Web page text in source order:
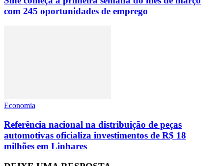
com 245 oportunidades de emprego
Economia
Referência nacional na distribuição de peças
automotivas oficializa investimentos de R$ 18
milhões em Linhares